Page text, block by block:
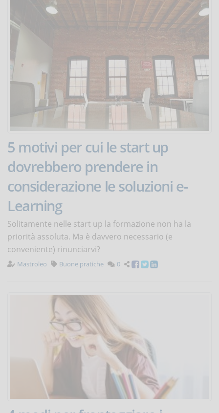
5 motivi per cui le start up
dovrebbero prendere in
considerazione le soluzioni e-
Learning
Solitamente nelle start up la formazione non ha la
priorità assoluta. Ma è davvero necessario (e
conveniente) rinunciarvi?
Mastroleo Buone pratiche 0